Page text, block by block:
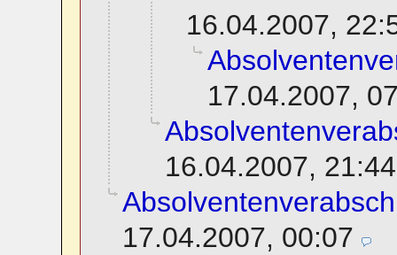
16.04.2007,
17.04.2007,
16.04.2007, 21:44
17.04.2007, 00:07